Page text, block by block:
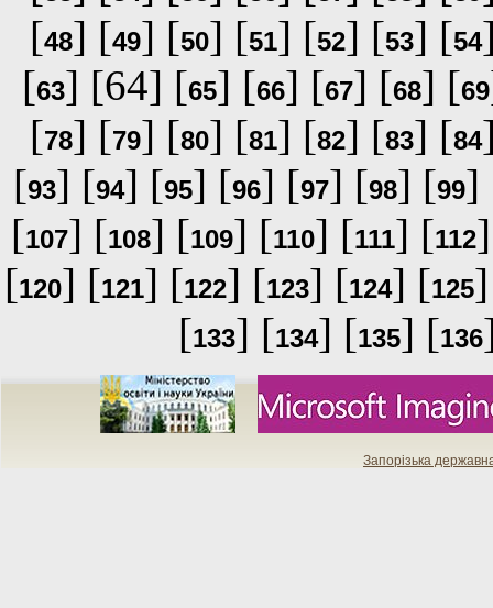
[48] [49] [50] [51] [52] [53] [54
[63] [64] [65] [66] [67] [68] [69
[78] [79] [80] [81] [82] [83] [84
[93] [94] [95] [96] [97] [98] [99]
[107] [108] [109] [110] [111] [112
[120] [121] [122] [123] [124] [125
[133] [134] [135] [136
Запорізька